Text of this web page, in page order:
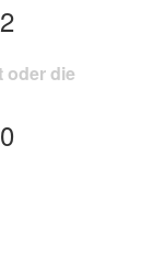
oder die